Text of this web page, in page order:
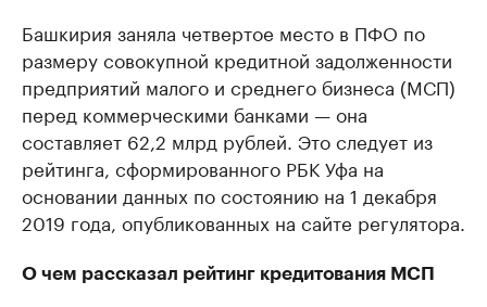
Башкирия заняла четвертое место в ПФО по
размеру совокупной кредитной задолженности
предприятий малого и среднего бизнеса (МСП)
перед коммерческими банками — она
составляет 62,2 млрд рублей. Это следует из
рейтинга, сформированного РБК Уфа на
основании данных по состоянию на 1 декабря
2019 года, опубликованных на сайте регулятора.
О чем рассказал рейтинг кредитования МСП